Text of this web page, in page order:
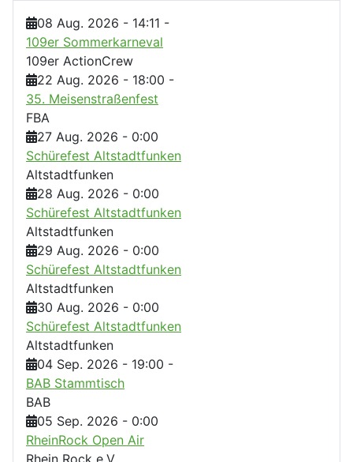
08 Aug. 2026 - 14:11 -
109er Sommerkarneval
109er ActionCrew
22 Aug. 2026 - 18:00 -
35. Meisenstraßenfest
FBA
27 Aug. 2026 - 0:00
Schürefest Altstadtfunken
Altstadtfunken
28 Aug. 2026 - 0:00
Schürefest Altstadtfunken
Altstadtfunken
29 Aug. 2026 - 0:00
Schürefest Altstadtfunken
Altstadtfunken
30 Aug. 2026 - 0:00
Schürefest Altstadtfunken
Altstadtfunken
04 Sep. 2026 - 19:00 -
BAB Stammtisch
BAB
05 Sep. 2026 - 0:00
RheinRock Open Air
Rhein Rock e.V.